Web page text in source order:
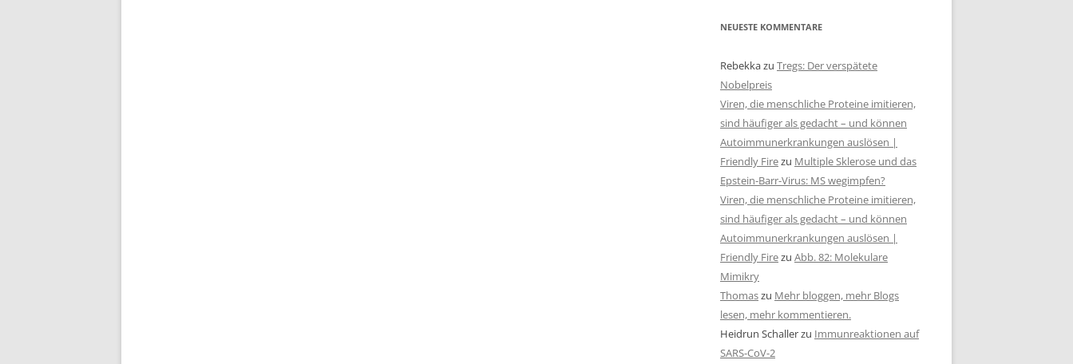
NEUESTE KOMMENTARE
Rebekkazu Tregs: Der verspätete
Nobelpreis
Viren, die menschliche Proteine imitieren,
sind häufiger als gedacht – und können
Autoimmunerkrankungen auslösen |
Friendly Firezu Multiple Sklerose und das
Epstein-Barr-Virus: MS wegimpfen?
Viren, die menschliche Proteine imitieren,
sind häufiger als gedacht – und können
Autoimmunerkrankungen auslösen |
Friendly Firezu Abb. 82: Molekulare
Mimikry
Thomaszu Mehr bloggen, mehr Blogs
lesen, mehr kommentieren.
Heidrun Schallerzu Immunreaktionen auf
SARS-CoV-2